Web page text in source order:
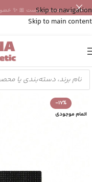
Skip to navigation
Skip to main content
✨ مشاوره تخصصی پوست 🎀 ✨ عضویت
-17%
اتمام موجودی